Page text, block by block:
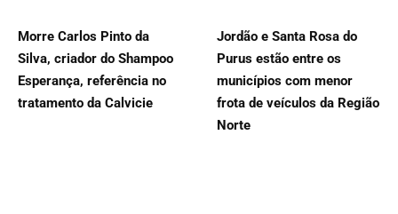
Morre Carlos Pinto da
Silva, criador do Shampoo
Esperança, referência no
tratamento da Calvicie
Jordão e Santa Rosa do
Purus estão entre os
municípios com menor
frota de veículos da Região
Norte